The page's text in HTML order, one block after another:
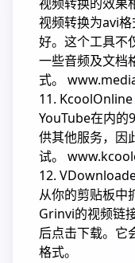
视频转换为avi
好。这个工具不
一些音频及文档
式。
11.
YouTube在内的
供其他服务，因
试。
12.
从你的剪贴板中
Grinvi的视频链
后点击下载。它
格式。